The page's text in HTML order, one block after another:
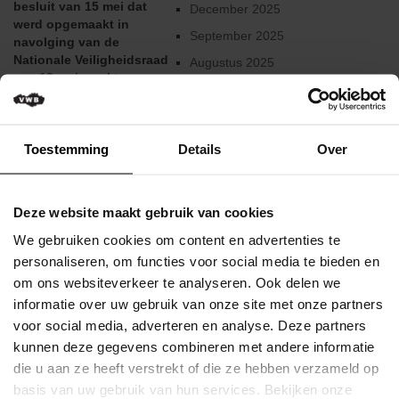
Toestemming Details Over
Deze website maakt gebruik van cookies
We gebruiken cookies om content en advertenties te
personaliseren, om functies voor social media te bieden en
om ons websiteverkeer te analyseren. Ook delen we
informatie over uw gebruik van onze site met onze partners
voor social media, adverteren en analyse. Deze partners
kunnen deze gegevens combineren met andere informatie
die u aan ze heeft verstrekt of die ze hebben verzameld op
basis van uw gebruik van hun services. Bekijken onze
Verkeersregels
Media
&
Flandrienne
VWB
Nieuws
Actueel
Artikels
Veelgestelde
vragen
/
FAQ
besluit van 15 mei dat
werd opgemaakt in
navolging van de
Nationale Veiligheidsraad
van 13 mei maakt
volgende zaken mogelijk:
geen fysieke contacten
vereniging, met een groep
van ...
Lees meer
Gepubliceerd op 19 Mei
2020
December 2025
September 2025
Augustus 2025
Januari 2025
Augustus 2024
Mei 2024
Maart 2024
Februari 2024
December 2023
Oktober 2023